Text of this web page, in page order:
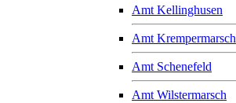
Amt Kellinghusen
Amt Krempermarsch
Amt Schenefeld
Amt Wilstermarsch